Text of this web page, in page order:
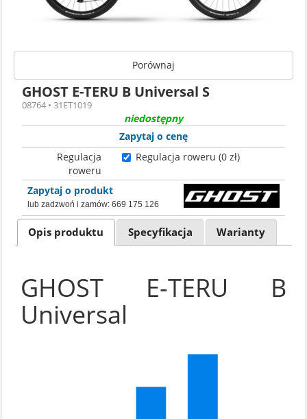
Porównaj
GHOST E-TERU B Universal S
08764 • 31ET1019
niedostępny
Zapytaj o cenę
Regulacja
roweru
Regulacja roweru (0 zł)
Zapytaj o produkt
lub zadzwoń i zamów: 669 175 126
Opis produktu Specyfikacja Warianty
GHOST E-TERU B
Universal